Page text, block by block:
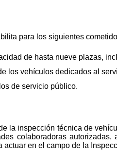
para los siguientes
de hasta nueve plazas,
vehículos dedicados al
de servicio público.
la inspección técnica de
colaboradoras
en el campo de la